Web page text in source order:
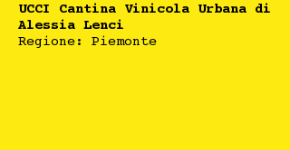
UCCI Cantina Vinicola Urbana di
Alessia Lenci
Regione: Piemonte